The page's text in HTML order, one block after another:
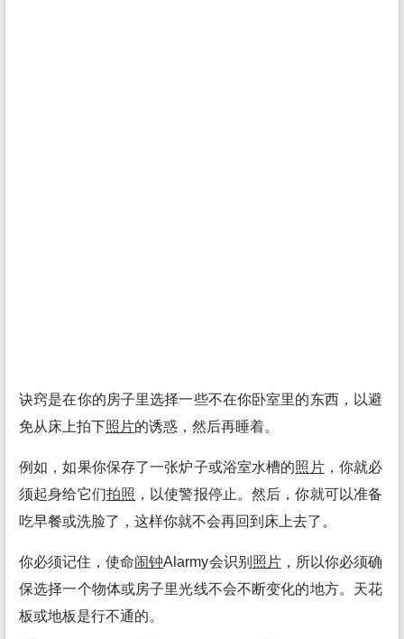
诀窍是在你的房子里选择一些不在你卧室里的东西，以避
免从床上拍下照片的诱惑，然后再睡着。
例如，如果你保存了一张炉子或浴室水槽的照片，你就必
须起身给它们拍照 ，以使警报停止。然后，你就可以准备
吃早餐或洗脸了，这样你就不会再回到床上去了。
你必须记住，使命闹钟Alarmy会识别 照片，所以你必须确
保选择一个物体或房子里光线不会不断变化的地方。天花
板或地板是行不通的。